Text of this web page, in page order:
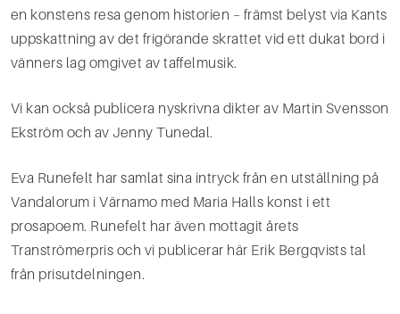
en konstens resa genom historien – främst belyst via Kants
uppskattning av det frigörande skrattet vid ett dukat bord i
vänners lag omgivet av taffelmusik.
Vi kan också publicera nyskrivna dikter av Martin Svensson
Ekström och av Jenny Tunedal.
Eva Runefelt har samlat sina intryck från en utställning på
Vandalorum i Värnamo med Maria Halls konst i ett
prosapoem. Runefelt har även mottagit årets
Tranströmerpris och vi publicerar här Erik Bergqvists tal
från prisutdelningen.